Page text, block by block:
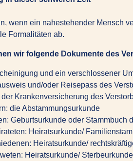
wenn ein nahestehender Mensch
Formalitäten ab.
wir folgende Dokumente des
und ein verschlossener
und/oder Reisepass des
Krankenversicherung des
die Abstammungsurkunde
Geburtsurkunde oder Stammbuch
Heiratsurkunde/
Heiratsurkunde/
Heiratsurkunde/